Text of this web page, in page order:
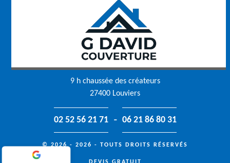
9 h chaussée des créateurs
27400 Louviers
02 52 56 21 71 - 06 21 86 80 31
© 2026 - 2026 - TOUTS DROITS RÉSERVÉS